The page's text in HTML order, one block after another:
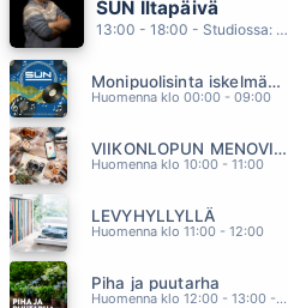
HAFANANA
ÄLÄ PELKÄÄ MUA
TIE AJATUKSIIN
KAIHOSIELU
ON KESÄYÖ
SUN Iltapäivä
13:00 - 18:00 - Studiossa: Kaisu Lämsä
Monipuolisinta iskelmää ja parasta poppia
Huomenna klo 00:00 - 09:00
VIIKONLOPUN MENOVINKIT
Huomenna klo 10:00 - 11:00
LEVYHYLLYLLÄ
Huomenna klo 11:00 - 12:00
Piha ja puutarha
Huomenna klo 12:00 - 13:00 - Studiossa: Pinsiön Taimisto